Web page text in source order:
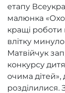
етапу
малюнка
кращі роботи
влітку
Матвійчук
конкурсу
очима
розділилися.